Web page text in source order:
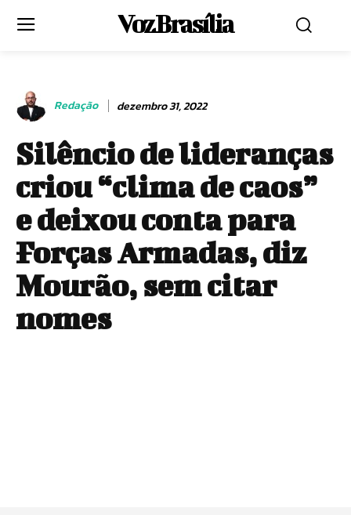
Voz Brasília
Redação dezembro 31, 2022
Silêncio de lideranças
criou “clima de caos”
e deixou conta para
Forças Armadas, diz
Mourão, sem citar
nomes